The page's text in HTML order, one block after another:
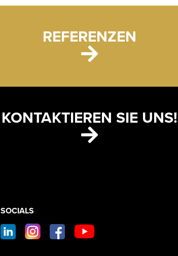
REFERENZEN
KONTAKTIEREN SIE UNS!
CONTACT
SOCIAL
FOOTER
SOCIALS